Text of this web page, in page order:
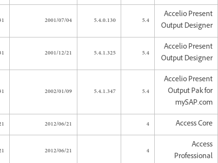
Accelio Present
Output Designer
5.4
5.4.0.130
2001/07/04
Accelio Present
Output Designer
5.4
5.4.1.325
2001/12/21
Accelio Present
Output Pak for
mySAP.com
5.4
5.4.1.347
2002/01/09
Access Core
4
2012/06/21
Access
Professional
4
2012/06/21